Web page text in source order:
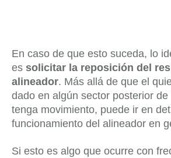
En caso de que esto suceda, lo
es solicitar la reposición del
alineador. Más allá de que el
dado en algún sector posterior
tenga movimiento, puede ir en
funcionamiento del alineador en
Si esto es algo que ocurre con